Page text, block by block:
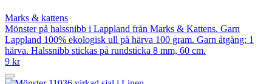
Marks & kattens
Mönster på halssnibb i Lappland från Marks & Kattens. Garn
Lappland 100% ekologisk ull på härva 100 gram. Garn åtgång: 1
härva. Halssnibb stickas på rundsticka 8 mm, 60 cm.
9 kr